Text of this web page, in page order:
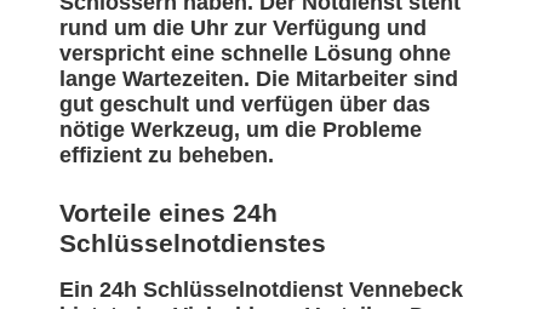
rund um die Uhr zur Verfügung und
verspricht eine schnelle Lösung ohne
lange Wartezeiten. Die Mitarbeiter sind
gut geschult und verfügen über das
nötige Werkzeug, um die Probleme
effizient zu beheben.
Vorteile eines 24h
Schlüsselnotdienstes
Ein 24h Schlüsselnotdienst Vennebeck